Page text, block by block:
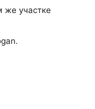
же участке